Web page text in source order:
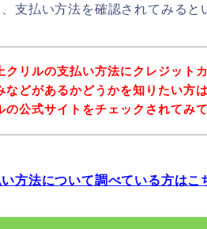
支払い方法を確認されてみると
クリルの支払い方法にクレジット
などがあるかどうかを知りたい方
の公式サイトをチェックされてみ
方法について調べている方はこ